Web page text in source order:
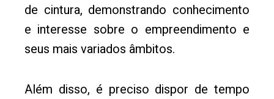
de cintura, demonstrando conhecimento
e interesse sobre o empreendimento e
seus mais variados âmbitos.
Além disso, é preciso dispor de tempo